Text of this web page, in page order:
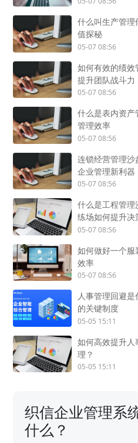
什么叫生产管
值探秘
05-07 08:56
如何有效的绩效
提升团队战斗力
05-07 08:56
什么是表内资
管理效率
05-07 08:56
连锁经营管理沙
企业管理新利器
05-07 08:56
什么是工程管
练场如何提升决
05-07 08:56
如何做好一个服
效率
05-07 08:56
人事管理回避
的关键制度
05-05 15:11
如何高效提升
理？
05-05 15:11
织信企业管理系
什么？